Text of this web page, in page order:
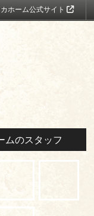
ホーム公式サイト
ムのスタッフ